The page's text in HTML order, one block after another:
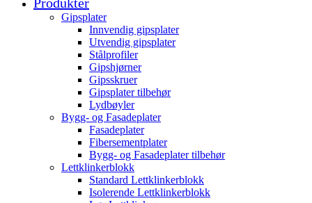
Gipsplater
Innvendig gipsplater
Utvendig gipsplater
Stålprofiler
Gipshjørner
Gipsskruer
Gipsplater tilbehør
Lydbøyler
Bygg- og Fasadeplater
Fasadeplater
Fibersementplater
Bygg- og Fasadeplater tilbehør
Lettklinkerblokk
Standard Lettklinkerblokk
Isolerende Lettklinkerblokk